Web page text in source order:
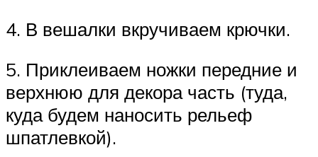
4. В вешалки вкручиваем крючки.
5. Приклеиваем ножки передние и
верхнюю для декора часть (туда,
куда будем наносить рельеф
шпатлевкой).